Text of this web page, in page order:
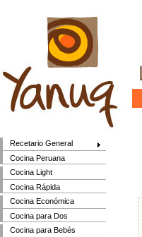
Recetario General
Cocina Peruana
Cocina Light
Cocina Rápida
Cocina Económica
Cocina para Dos
Cocina para Bebés